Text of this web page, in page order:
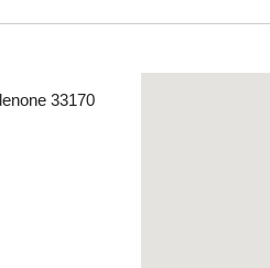
33170